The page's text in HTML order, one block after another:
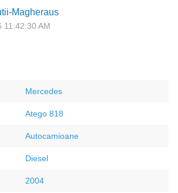
Magheraus
11:42:30 AM
Mercedes
Atego 818
Autocamioane
Diesel
2004